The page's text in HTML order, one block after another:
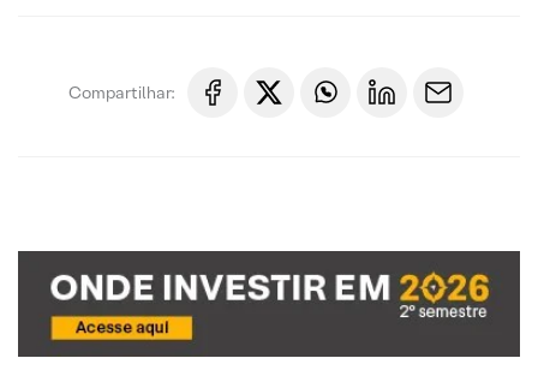
Compartilhar: